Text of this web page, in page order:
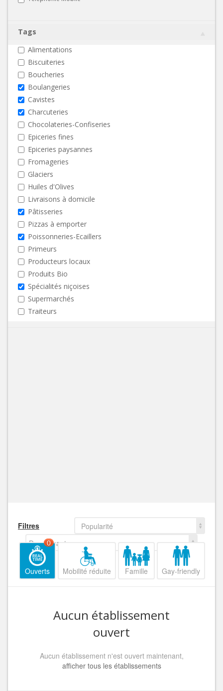
Tags
Alimentations
Biscuiteries
Boucheries
Boulangeries
Cavistes
Charcuteries
Chocolateries-Confiseries
Epiceries fines
Epiceries paysannes
Fromageries
Glaciers
Huiles d'Olives
Livraisons à domicile
Pâtisseries
Pizzas à emporter
Poissonneries-Ecaillers
Primeurs
Producteurs locaux
Produits Bio
Spécialités niçoises
Supermarchés
Traiteurs
Filtres
Popularité
Decroissant
Ouverts
0
Mobilité réduite Famille Gay-friendly
Aucun établissement
ouvert
Aucun établissement n'est ouvert maintenant,
afficher tous les établissements